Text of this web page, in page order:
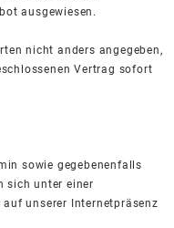
ausgewiesen.
nicht anders angegeben,
Vertrag sofort
sowie gegebenenfalls
sich unter einer
unserer Internetpräsenz